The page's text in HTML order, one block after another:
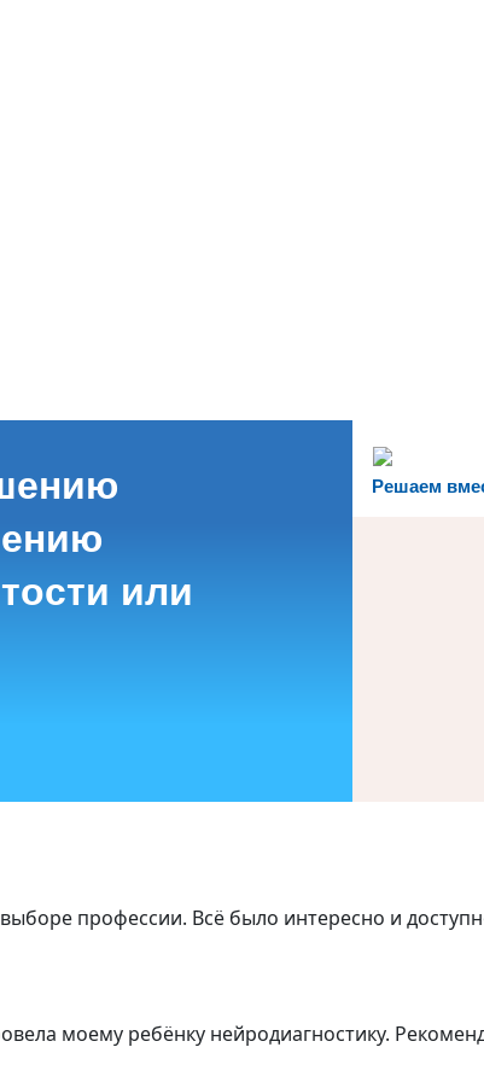
Решаем
или
профессии. Всё было интересно и
моему ребёнку нейродиагностику.